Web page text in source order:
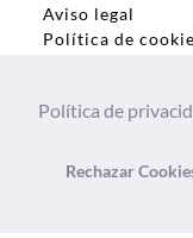
Aviso legal
Política de
Dedicatorias,
Política de
Rechazar